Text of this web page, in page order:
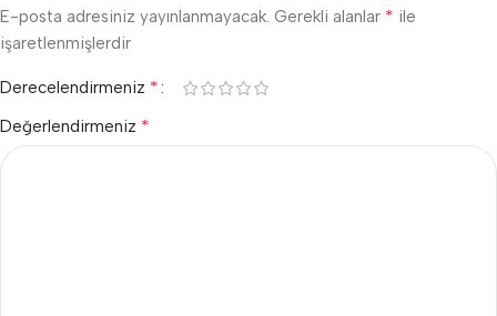
E-posta adresiniz yayınlanmayacak. Gerekli alanlar * ile
işaretlenmişlerdir
Derecelendirmeniz *
Değerlendirmeniz *